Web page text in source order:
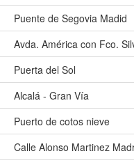
Puente de Segovia Madid
Avda. América con Fco.
Puerta del Sol
Alcalá - Gran Vía
Puerto de cotos nieve
Calle Alonso Martinez